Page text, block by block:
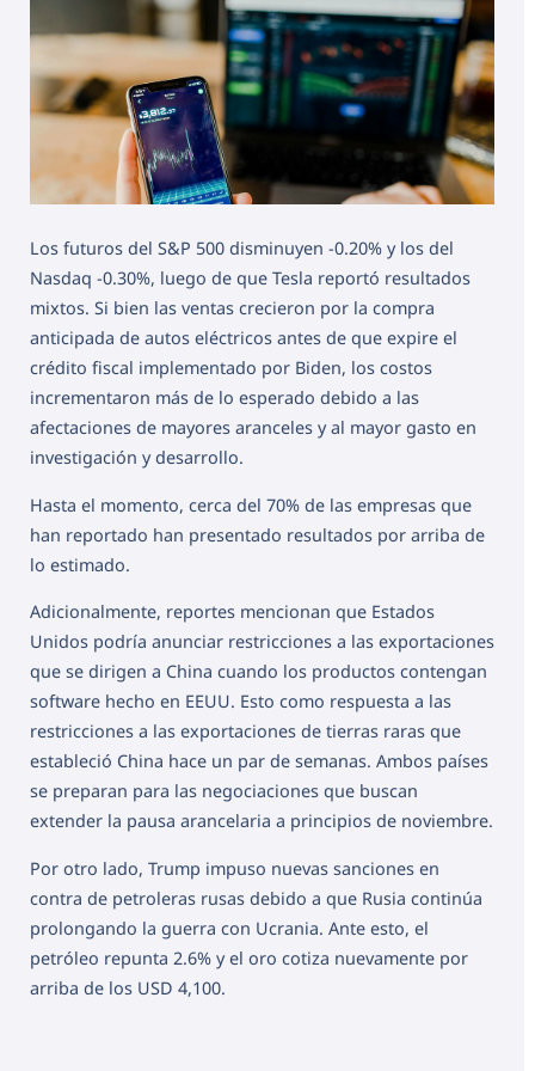
Los futuros del S&P 500 disminuyen -0.20% y los del
Nasdaq -0.30%, luego de que Tesla reportó resultados
mixtos. Si bien las ventas crecieron por la compra
anticipada de autos eléctricos antes de que expire el
crédito fiscal implementado por Biden, los costos
incrementaron más de lo esperado debido a las
afectaciones de mayores aranceles y al mayor gasto en
investigación y desarrollo.
Hasta el momento, cerca del 70% de las empresas que
han reportado han presentado resultados por arriba de
lo estimado.
Adicionalmente, reportes mencionan que Estados
Unidos podría anunciar restricciones a las exportaciones
que se dirigen a China cuando los productos contengan
software hecho en EEUU. Esto como respuesta a las
restricciones a las exportaciones de tierras raras que
estableció China hace un par de semanas. Ambos países
se preparan para las negociaciones que buscan
extender la pausa arancelaria a principios de noviembre.
Por otro lado, Trump impuso nuevas sanciones en
contra de petroleras rusas debido a que Rusia continúa
prolongando la guerra con Ucrania. Ante esto, el
petróleo repunta 2.6% y el oro cotiza nuevamente por
arriba de los USD 4,100.